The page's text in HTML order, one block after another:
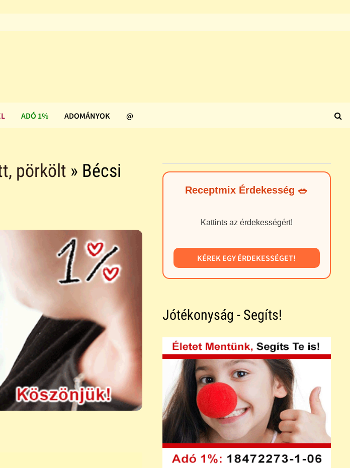
ADÓ 1% ADOMÁNYOK @
pörkölt » Bécsi
Receptmix Érdekesség 🥗
Kattints az érdekességért!
KÉREK EGY ÉRDEKESSÉGET!
Jótékonyság - Segíts!